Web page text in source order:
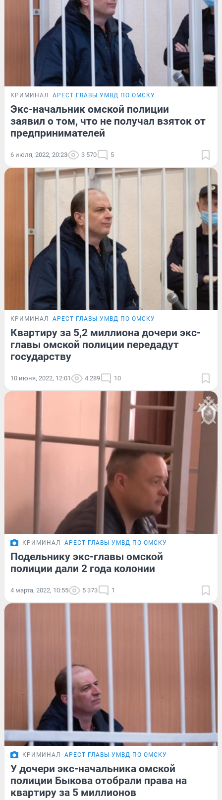
КРИМИНАЛ АРЕСТ ГЛАВЫ УМВД ПО ОМСКУ
Экс-начальник омской полиции
заявил о том, что не получал взяток от
предпринимателей
6 июля, 2022, 20:23 3 570 5
КРИМИНАЛ АРЕСТ ГЛАВЫ УМВД ПО ОМСКУ
Квартиру за 5,2 миллиона дочери экс-
главы омской полиции передадут
государству
10 июня, 2022, 12:01 4 289 10
КРИМИНАЛ АРЕСТ ГЛАВЫ УМВД ПО ОМСКУ
Подельнику экс-главы омской
полиции дали 2 года колонии
4 марта, 2022, 10:55 5 373 1
КРИМИНАЛ АРЕСТ ГЛАВЫ УМВД ПО ОМСКУ
У дочери экс-начальника омской
полиции Быкова отобрали права на
квартиру за 5 миллионов